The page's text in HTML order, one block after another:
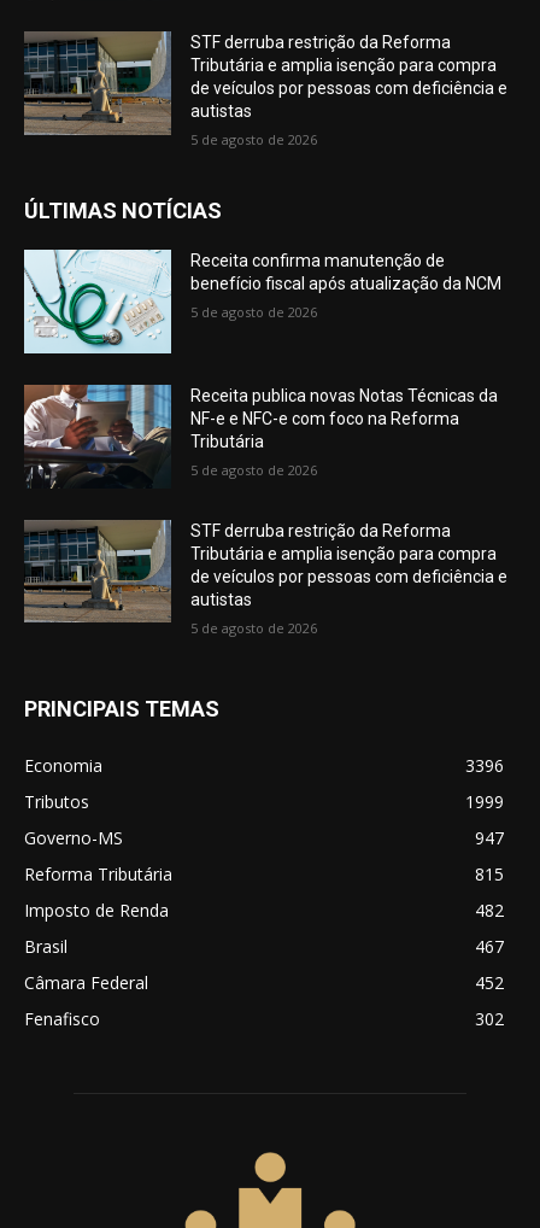
STF derruba restrição da Reforma
Tributária e amplia isenção para compra
de veículos por pessoas com deficiência e
autistas
5 de agosto de 2026
ÚLTIMAS NOTÍCIAS
Receita confirma manutenção de
benefício fiscal após atualização da NCM
5 de agosto de 2026
Receita publica novas Notas Técnicas da
NF-e e NFC-e com foco na Reforma
Tributária
5 de agosto de 2026
STF derruba restrição da Reforma
Tributária e amplia isenção para compra
de veículos por pessoas com deficiência e
autistas
5 de agosto de 2026
PRINCIPAIS TEMAS
Economia
3396
Tributos
1999
Governo-MS
947
Reforma Tributária
815
Imposto de Renda
482
Brasil
467
Câmara Federal
452
Fenafisco
302